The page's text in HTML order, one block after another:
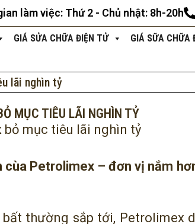
làm việc: Thứ 2 - Chủ nhật: 8h-20h
GIÁ SỬA CHỮA ĐIỆN TỬ GIÁ SỮA CHỮA
lãi nghìn tỷ
MỤC TIÊU LÃI NGHÌN TỶ
mục tiêu lãi nghìn tỷ
cùa Petrolimex – đơn vị nắm
thường sắp tới,